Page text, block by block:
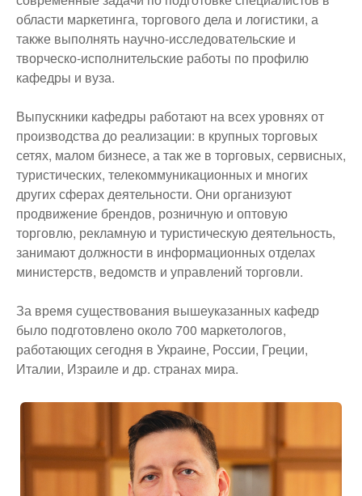
области маркетинга, торгового дела и логистики, а
также выполнять научно-исследовательские и
творческо-исполнительские работы по профилю
кафедры и вуза.
Выпускники кафедры работают на всех уровнях от
производства до реализации: в крупных торговых
сетях, малом бизнесе, а так же в торговых, сервисных,
туристических, телекоммуникационных и многих
других сферах деятельности. Они организуют
продвижение брендов, розничную и оптовую
торговлю, рекламную и туристическую деятельность,
занимают должности в информационных отделах
министерств, ведомств и управлений торговли.
За время существования вышеуказанных кафедр
было подготовлено около 700 маркетологов,
работающих сегодня в Украине, России, Греции,
Италии, Израиле и др. странах мира.